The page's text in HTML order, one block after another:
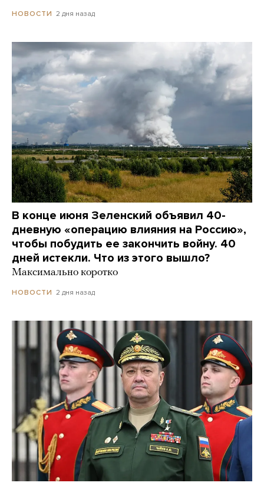
НОВОСТИ 2 дня назад
В конце июня Зеленский объявил 40-
дневную «операцию влияния на Россию»,
чтобы побудить ее закончить войну. 40
дней истекли. Что из этого вышло?
Максимально коротко
НОВОСТИ 2 дня назад